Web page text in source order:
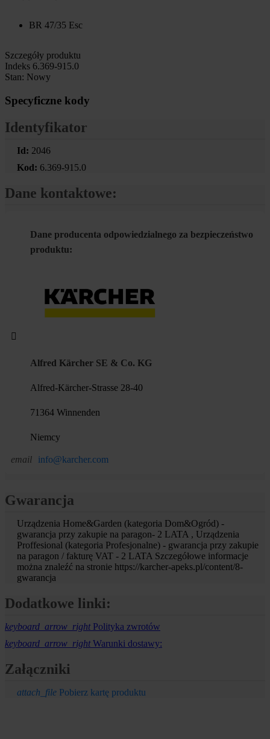
BR 47/35 Esc
Szczegóły produktu
Indeks 6.369-915.0
Stan: Nowy
Specyficzne kody
Identyfikator
Id: 2046
Kod: 6.369-915.0
Dane kontaktowe:
Dane producenta odpowiedzialnego za bezpieczeństwo
produktu:
Alfred Kärcher SE & Co. KG
Alfred-Kärcher-Strasse 28-40
71364 Winnenden
Niemcy
email info@karcher.com
Gwarancja
Urządzenia Home&Garden (kategoria Dom&Ogród) -
gwarancja przy zakupie na paragon- 2 LATA , Urządzenia
Proffesional (kategoria Profesjonalne) - gwarancja przy zakupie
na paragon / fakturę VAT - 2 LATA Szczegółowe informacje
można znaleźć na stronie https://karcher-apeks.pl/content/8-
gwarancja
Dodatkowe linki:
keyboard_arrow_rightPolityka zwrotów
keyboard_arrow_rightWarunki dostawy:
Załączniki
attach_file Pobierz kartę produktu